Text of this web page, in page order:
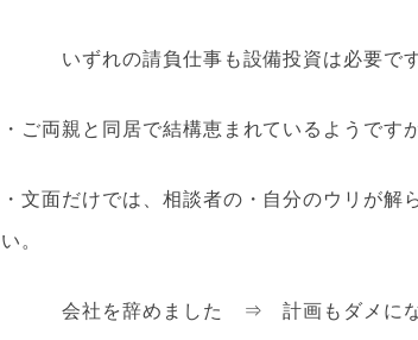
いずれの請負仕事も設備投資は必要です
・ご両親と同居で結構恵まれているようで
・文面だけでは、相談者の・自分のウリが
い。
会社を辞めました ⇒ 計画もダメにな